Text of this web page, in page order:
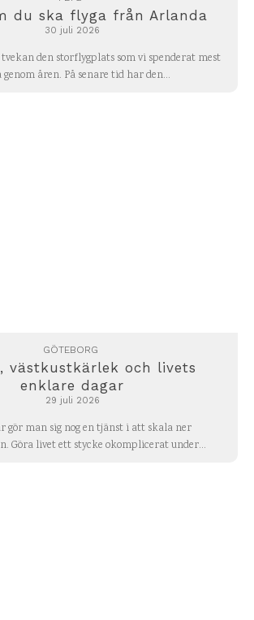
du ska flyga från Arlanda
30 juli 2026
den storflygplats som vi spenderat mest
åren. På senare tid har den...
GÖTEBORG
västkustkärlek och livets
enklare dagar
29 juli 2026
gör man sig nog en tjänst i att skala ner
Göra livet ett stycke okomplicerat under...